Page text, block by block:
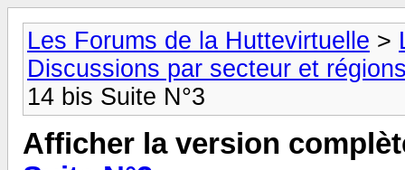
Les Forums de la Huttevirtuelle >
Discussions par secteur et
14 bis Suite N°3
Afficher la version